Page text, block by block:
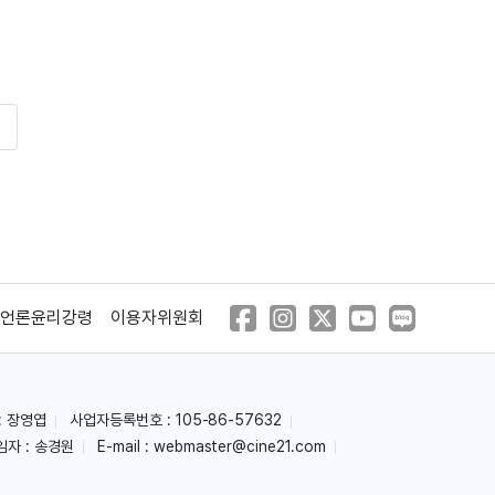
언론윤리강령 이용자위원회
장영엽
사업자등록번호 : 105-86-57632
자 : 송경원
E-mail : webmaster@cine21.com